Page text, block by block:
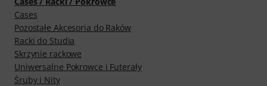
Cases
Pozostałe Akcesoria do Raków
Racki do Studia
Skrzynie rackowe
Uniwersalne Pokrowce i Futerały
Śruby i Nity